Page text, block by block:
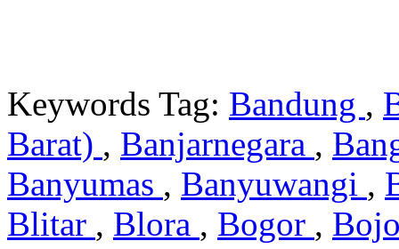
Keywords Tag: Bandung ,
Barat) , Banjarnegara ,
Banyumas , Banyuwangi ,
Blitar , Blora , Bogor ,